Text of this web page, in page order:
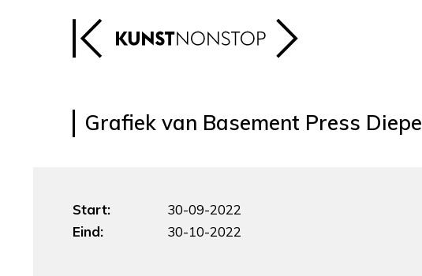
Grafiek van Basement Press
Start:
30-09-2022
Eind:
30-10-2022